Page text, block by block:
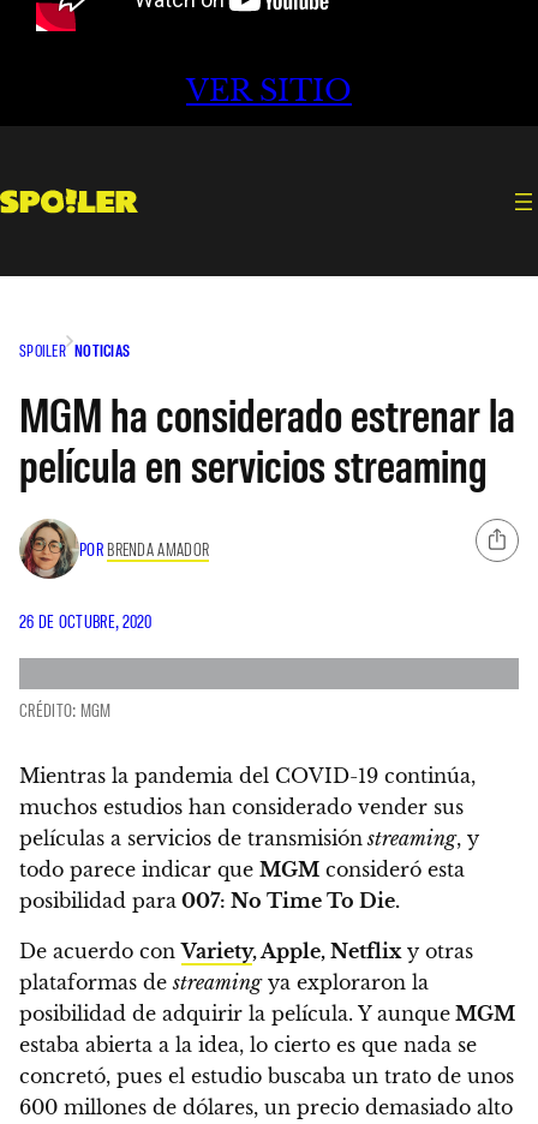
VER SITIO
SPOILER NOTICIAS
MGM ha considerado estrenar la
película en servicios streaming
POR BRENDA AMADOR
26 DE OCTUBRE, 2020
CRÉDITO: MGM
Mientras la pandemia del COVID-19 continúa,
muchos estudios han considerado vender sus
películas a servicios de transmisión streaming, y
todo parece indicar que MGM consideró esta
posibilidad para 007: No Time To Die.
De acuerdo conVariety, Apple, Netflix y otras
plataformas destreamingya exploraron la
posibilidad de adquirir la película. Y aunque MGM
estaba abierta a la idea, lo cierto es que nada se
concretó, pues el estudio buscaba un trato de unos
600 millones de dólares, un precio demasiado alto